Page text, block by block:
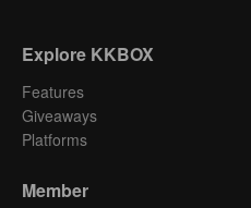
Explore KKBOX
Features
Giveaways
Platforms
Member